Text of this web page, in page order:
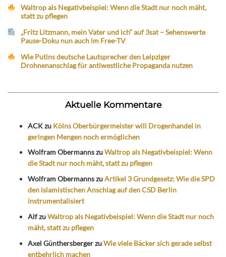
Waltrop als Negativbeispiel: Wenn die Stadt nur noch mäht,
statt zu pflegen
„Fritz Litzmann, mein Vater und ich“ auf 3sat – Sehenswerte
Pause-Doku nun auch im Free-TV
Wie Putins deutsche Lautsprecher den Leipziger
Drohnenanschlag für antiwestliche Propaganda nutzen
Aktuelle Kommentare
ACKzu Kölns Oberbürgermeister will Drogenhandel in
geringen Mengen noch ermöglichen
Wolfram ObermannszuWaltrop als Negativbeispiel: Wenn
die Stadt nur noch mäht, statt zu pflegen
Wolfram ObermannszuArtikel 3 Grundgesetz: Wie die SPD
den islamistischen Anschlag auf den CSD Berlin
instrumentalisiert
AlfzuWaltrop als Negativbeispiel: Wenn die Stadt nur noch
mäht, statt zu pflegen
Axel GünthersbergerzuWie viele Bäcker sich gerade selbst
entbehrlich machen